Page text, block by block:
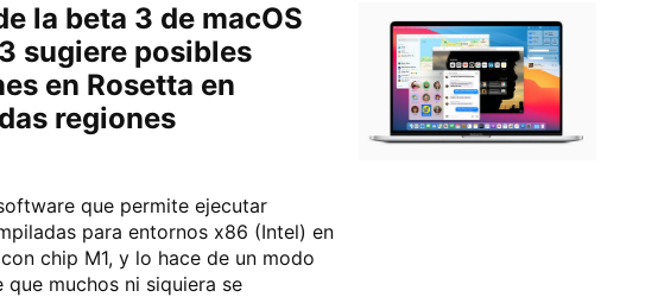
la beta 3 de macOS
sugiere posibles
en Rosetta en
regiones
que permite ejecutar
para entornos x86 (Intel) en
chip M1, y lo hace de un modo
que muchos ni siquiera se